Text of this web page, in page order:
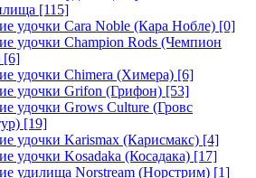
[115]
удочки Cara Noble (Кара Нобле) [0]
удочки Champion Rods (Чемпион
[6]
удочки Chimera (Химера) [6]
удочки Grifon (Грифон) [53]
удочки Grows Culture (Гровс
[19]
удочки Karismax (Карисмакс) [4]
удочки Kosadaka (Косадака) [17]
удилища Norstream (Норстрим) [1]